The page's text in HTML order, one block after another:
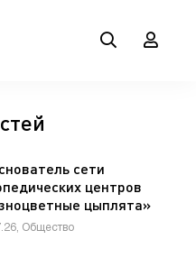
сети
центров
цыплята»
Мельникова
Общество